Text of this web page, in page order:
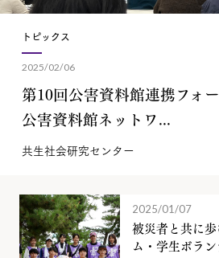
トピックス
2025/02/06
第10回公害資料館連携フォ
公害資料館ネットワ...
共生社会研究センター
2025/01/07
被災者と共に
ム・学生ボラ